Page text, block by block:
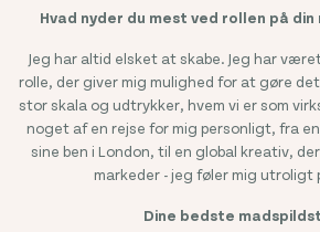
Hvad nyder du mest ved rollen på
Jeg har altid elsket at skabe. Jeg har
rolle, der giver mig mulighed for at gøre
stor skala og udtrykker, hvem vi er som
noget af en rejse for mig personligt, fra
sine ben i London, til en global kreativ,
markeder - jeg føler mig utroligt
Dine bedste